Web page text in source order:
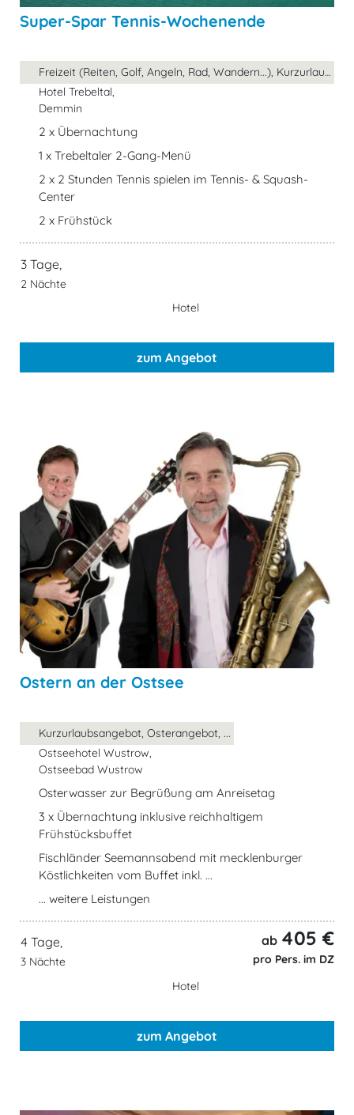
Super-Spar Tennis-Wochenende
Freizeit (Reiten, Golf, Angeln, Rad, Wandern...), Kurzurlaubsangebot, ...
Hotel Trebeltal,
Demmin
2 x Übernachtung
1 x Trebeltaler 2-Gang-Menü
2 x 2 Stunden Tennis spielen im Tennis- & Squash-
Center
2 x Frühstück
3 Tage,
2 Nächte
Hotel
zum Angebot
Ostern an der Ostsee
Kurzurlaubsangebot, Osterangebot, ...
Ostseehotel Wustrow,
Ostseebad Wustrow
Osterwasser zur Begrüßung am Anreisetag
3 x Übernachtung inklusive reichhaltigem
Frühstücksbuffet
Fischländer Seemannsabend mit mecklenburger
Köstlichkeiten vom Buffet inkl. ...
... weitere Leistungen
4 Tage,
3 Nächte
ab 405 €
pro Pers. im DZ
Hotel
zum Angebot